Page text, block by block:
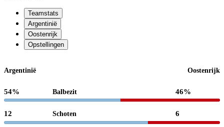
Teamstats
Argentinië
Oostenrijk
Opstellingen
Argentinië Oostenrijk
54% Balbezit 46%
12 Schoten 6